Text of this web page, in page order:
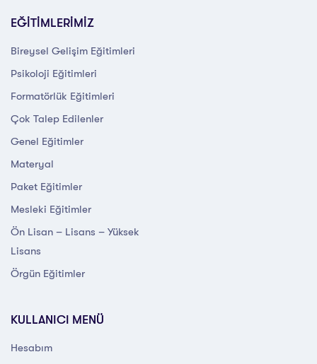
EĞİTİMLERİMİZ
Bireysel Gelişim Eğitimleri
Psikoloji Eğitimleri
Formatörlük Eğitimleri
Çok Talep Edilenler
Genel Eğitimler
Materyal
Paket Eğitimler
Mesleki Eğitimler
Ön Lisan – Lisans – Yüksek
Lisans
Örgün Eğitimler
KULLANICI MENÜ
Hesabım